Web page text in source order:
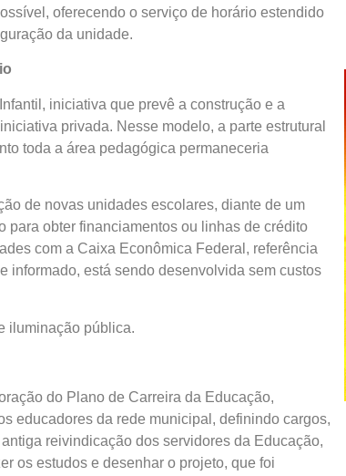
oferecendo o serviço de horário estendido
da unidade.
iniciativa que prevê a construção e a
privada. Nesse modelo, a parte estrutural
toda a área pedagógica permaneceria
de novas unidades escolares, diante de um
para obter financiamentos ou linhas de crédito
com a Caixa Econômica Federal, referência
informado, está sendo desenvolvida sem custos
iluminação pública.
do Plano de Carreira da Educação,
educadores da rede municipal, definindo cargos,
reivindicação dos servidores da Educação,
os estudos e desenhar o projeto, que foi